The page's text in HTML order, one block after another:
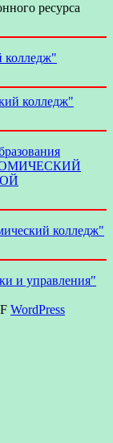
ресурса
колледж"
колледж"
колледж"
и управления"
WordPress